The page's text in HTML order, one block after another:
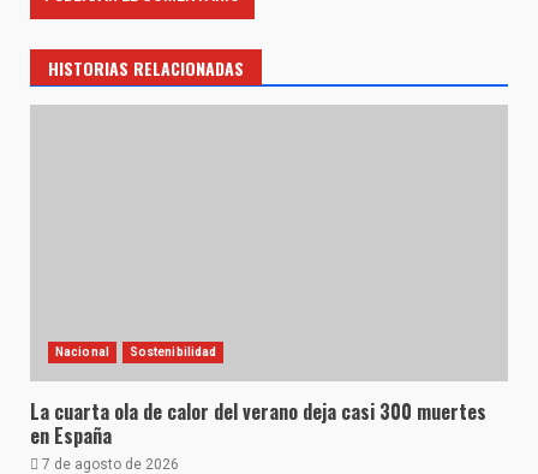
HISTORIAS RELACIONADAS
Nacional Sostenibilidad
La cuarta ola de calor del verano deja casi 300 muertes
en España
7 de agosto de 2026